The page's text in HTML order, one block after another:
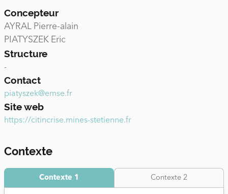
Concepteur
AYRAL Pierre-alain
PIATYSZEK Eric
Structure
-
Contact
piatyszek@emse.fr
Site web
https://citincrise.mines-stetienne.fr
Contexte
Contexte 1 Contexte 2